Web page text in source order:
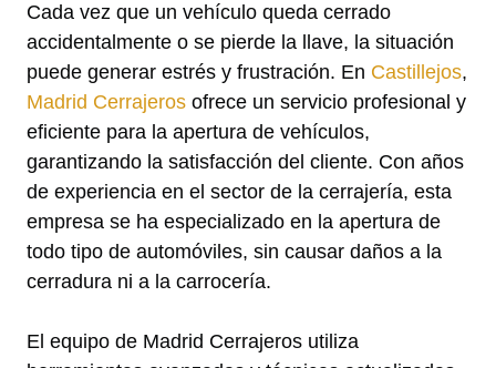
Cada vez que un vehículo queda cerrado
accidentalmente o se pierde la llave, la situación
puede generar estrés y frustración. En Castillejos,
Madrid Cerrajeros ofrece un servicio profesional y
eficiente para la apertura de vehículos,
garantizando la satisfacción del cliente. Con años
de experiencia en el sector de la cerrajería, esta
empresa se ha especializado en la apertura de
todo tipo de automóviles, sin causar daños a la
cerradura ni a la carrocería.
El equipo de Madrid Cerrajeros utiliza